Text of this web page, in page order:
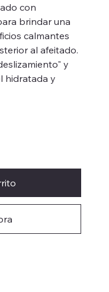
con
brindar una
calmantes
al afeitado.
y
hidratada y